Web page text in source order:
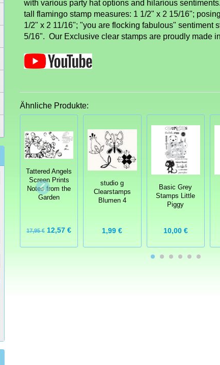
with various party hat options and hilarious
tall flamingo stamp measures: 1 1/2" x 2 15/16";
1/2" x 2 11/16"; "you are flocking fabulous" sentiment
5/16". Our Exclusive clear stamps are proudly made
Ähnliche Produkte:
Tattered Angels
Screen Prints
Notes from the
Garden
17,95 € 12,57 €
studio g
Clearstamps
Blumen 4
1,99 €
Basic Grey
Stamps Little
Piggy
10,00 €